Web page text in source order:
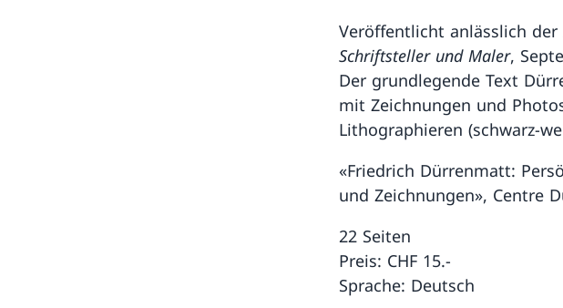
Veröffentlicht anlässlich der
Schriftsteller und Maler,
Der grundlegende Text
mit Zeichnungen und
Lithographieren (schwarz-
«Friedrich Dürrenmatt:
und Zeichnungen», Centre
22 Seiten
Preis: CHF 15.-
Sprache: Deutsch